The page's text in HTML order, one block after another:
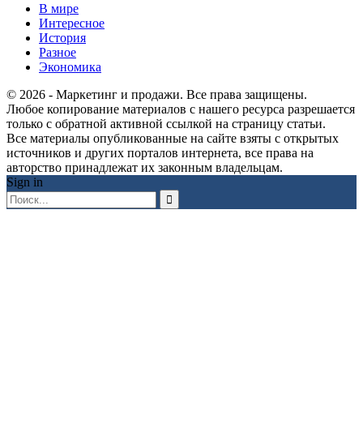
В мире
Интересное
История
Разное
Экономика
© 2026 - Маркетинг и продажи. Все права защищены.
Любое копирование материалов с нашего ресурса разрешается
только с обратной активной ссылкой на страницу статьи.
Все материалы опубликованные на сайте взяты с открытых
источников и других порталов интернета, все права на
авторство принадлежат их законным владельцам.
Sign in